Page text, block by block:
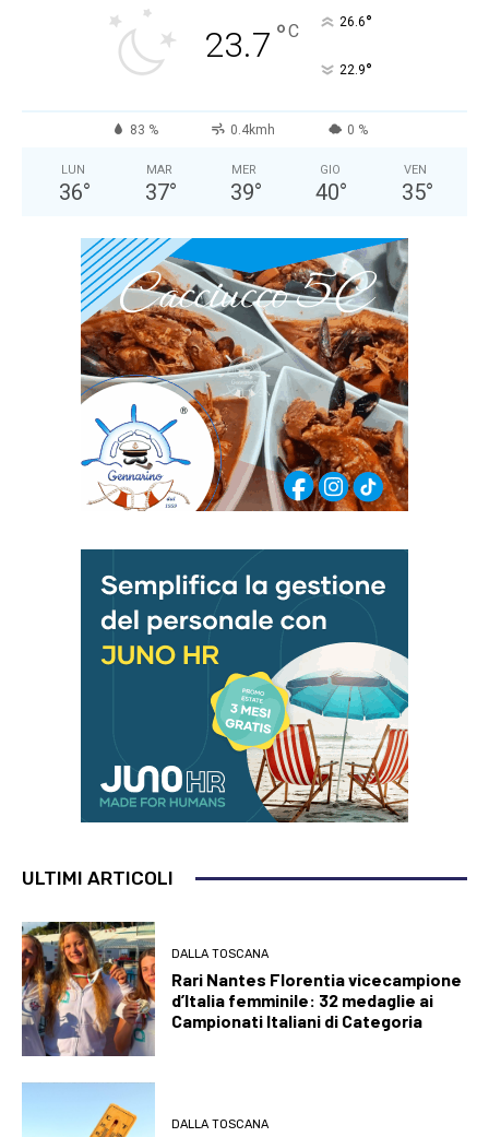
23.7 °C 26.6°
22.9°
83 % 0.4kmh 0 %
LUN
36°
MAR
37°
MER
39°
GIO
40°
VEN
35°
ULTIMI ARTICOLI
DALLA TOSCANA
Rari Nantes Florentia vicecampione
d’Italia femminile: 32 medaglie ai
Campionati Italiani di Categoria
DALLA TOSCANA